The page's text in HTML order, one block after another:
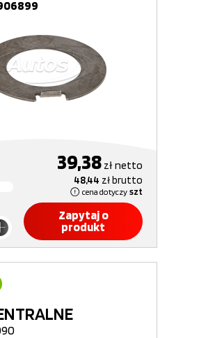
39,38 złnetto
48,44 złbrutto
cena dotyczy szt
Zapytaj o
produkt